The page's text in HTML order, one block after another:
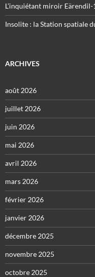
L’inquiétant miroir
Insolite : la Station spatiale
ARCHIVES
août 2026
juillet 2026
juin 2026
mai 2026
avril 2026
mars 2026
février 2026
janvier 2026
décembre 2025
novembre 2025
octobre 2025